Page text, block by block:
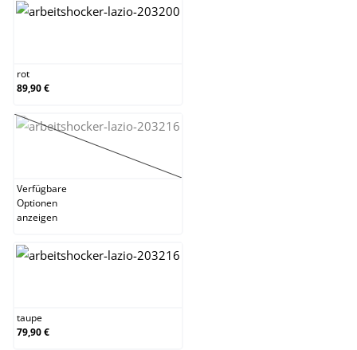
rot
89,90 €
schwarz
(Diese Option ist zurzeit nicht verfügbar.)
Verfügbare
Optionen
anzeigen
taupe
79,90 €